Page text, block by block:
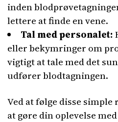
inden
lettere at finde en vene.
Tal med personalet:
eller bekymringer om
vigtigt at tale med det
udfører blodtagningen.
Ved at følge disse
at gøre din oplevelse